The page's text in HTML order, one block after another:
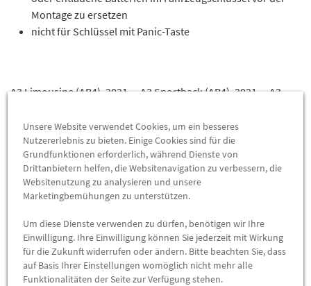
Montage zu ersetzen
nicht für Schlüssel mit Panic-Taste
A3 Limousine (AB4), 2021 - , A3 Sportback (AB4), 2021 - , A3
2021 - , A6 Avant (C8), 2019 - , A6 Avant TFSI e (C8), 2020 - , A6
Limousine (C8), 2019 - , A6 Limousine TFSI e (C8), 2020 - , A6
allroad quattro (C8), 2020 - , A7 Sportback (C8), 2019 - , A7
Sportback TFSI e (C8), 2020 - , A8 (D5), 2018 - 2021, A8 (D5-PA),
2022 - , A8 LWB (D5), 2018 - 2021, A8 LWB (D5-PA), 2022 - , A8
TFSI e (D5), 2020 - 2021, A8 TFSI e (D5-PA), 2022 - , Q4
Sportback e-tron, 2022 - , Q4 e-tron, 2022 - , Q7 (PA), 2020 - , Q8
TFSI e, 2021 - , Q8, 2019 - , RS e-tron GT, 2022 - , RS3 Limousine
(AB4), 2022 - , RS3 Sportback (AB4), 2022 - , RS6 Avant (C8),
Unsere Website verwendet Cookies, um ein besseres
Nutzererlebnis zu bieten. Einige Cookies sind für die
Grundfunktionen erforderlich, während Dienste von
Drittanbietern helfen, die Websitenavigation zu verbessern, die
Websitenutzung zu analysieren und unsere
Marketingbemühungen zu unterstützen.
Um diese Dienste verwenden zu dürfen, benötigen wir Ihre
Einwilligung. Ihre Einwilligung können Sie jederzeit mit Wirkung
für die Zukunft widerrufen oder ändern. Bitte beachten Sie, dass
auf Basis Ihrer Einstellungen womöglich nicht mehr alle
Funktionalitäten der Seite zur Verfügung stehen.